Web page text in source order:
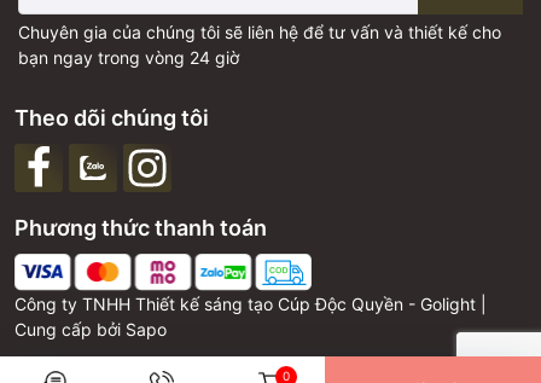
Chuyên gia của chúng tôi sẽ liên hệ để tư vấn và thiết kế cho
bạn ngay trong vòng 24 giờ
Công ty TNHH Thiết kế sáng tạo Cúp Độc Quyền - Golight |
Cung cấp bởi Sapo
Phương thức thanh toán
Theo dõi chúng tôi
0